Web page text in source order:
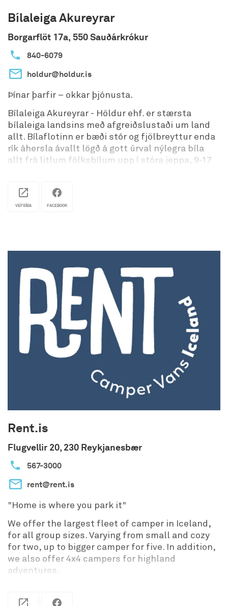
Bílaleiga Akureyrar
Borgarflöt 17a, 550 Sauðárkrókur
840-6079
holdur@holdur.is
Þínar þarfir – okkar þjónusta.
Bílaleiga Akureyrar - Höldur ehf. er stærsta
bílaleiga landsins með afgreiðslustaði um land
allt. Bílaflotinn er bæði stór og fjölbreyttur enda
rík áhersla ávallt lögð á gott úrval nýlegra bíla
allt frá litlum fólksbílum upp í stóra jeppa, 9-17
Fjöldi afgreiðslustaða hringinn í kringum landið
mánaðarleigu bæði fyrir fyrirtæki og einstaklinga
sveigjanleiki er okkar aðalsmerki. Bílaleiga
Akureyrar er fyrsta bílaleigan á Íslandi til þess að
hljóta vottun samkvæmt gæðastaðlinum ÍST ISO
9001.
Umhverfismálefni eru snar þáttur í rekstrinum og
þann 13. janúar 2010 fékk Bílaleiga Akureyrar
vottun samkvæmt alþjóðlega
umhverfisstjórnunarstaðlinum ISO 14001. Okkur
hjá Bílaleigu Akureyrar er mikilvægt að starfsemi
fyrirtækisins sé í sátt við samfélagið og
umhverfið í heild. Við vinnum því að stöðugum
Akureyrar stuðlar að aukinni umhverfisvitund
starfsmanna og leggur áherslu á ábyrga nýtingu
auðlinda og lágmörkun úrgangs og losun
gróðurhúsalofttegunda.
VEFSÍÐA FACEBOOK
Rent.is
Flugvellir 20, 230 Reykjanesbær
567-3000
rent@rent.is
"Home is where you park it"
We offer the largest fleet of camper in Iceland,
for all group sizes. Varying from small and cozy
for two, up to bigger camper for five. In addition,
we also offer 4x4 campers for highland
adventures.
don't hesitate to contact us via email if any